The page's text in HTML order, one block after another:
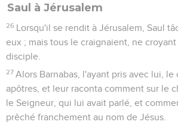
Saul à Jérusalem
26 Lorsqu'il se rendit à Jérusalem, Saul
eux ; mais tous le craignaient, ne
disciple.
27 Alors Barnabas, l'ayant pris avec lui, le
apôtres, et leur raconta comment sur le
le Seigneur, qui lui avait parlé, et
prêché franchement au nom de Jésus.